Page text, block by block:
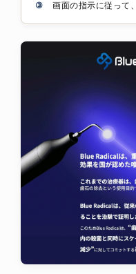
③ 画面の指示に従って